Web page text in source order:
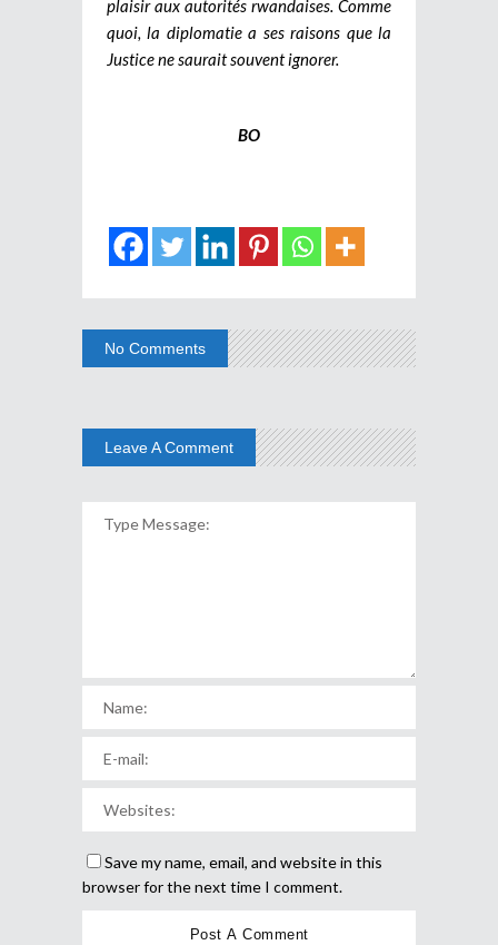
plaisir aux autorités rwandaises. Comme
quoi, la diplomatie a ses raisons que la
Justice ne saurait souvent ignorer.
BO
No Comments
Leave A Comment
Save my name, email, and website in this
browser for the next time I comment.